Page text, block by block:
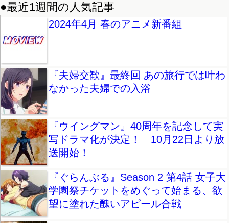
●最近1週間の人気記事
2024年4月 春のアニメ新番組
『夫婦交歓』最終回 あの旅行では叶わ
なかった夫婦での入浴
『ウイングマン』40周年を記念して実
写ドラマ化が決定！ 10月22日より放
送開始！
『ぐらんぶる』Season 2 第4話 女子大
学園祭チケットをめぐって始まる、欲
望に塗れた醜いアピール合戦